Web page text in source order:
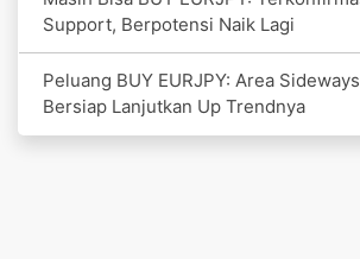
Support, Berpotensi Naik Lagi
Peluang BUY EURJPY: Area
Bersiap Lanjutkan Up Trendnya